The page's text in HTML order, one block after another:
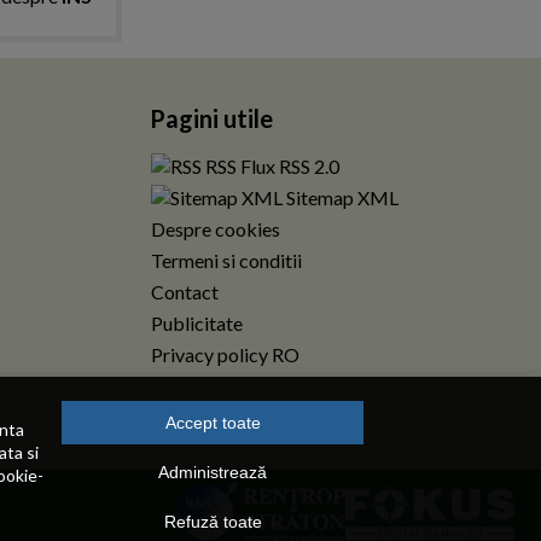
si
Accept toate
Administrează
Refuză toate
Pagini utile
RSS Flux RSS 2.0
Sitemap XML
Despre cookies
Termeni si conditii
Contact
Publicitate
Privacy policy RO